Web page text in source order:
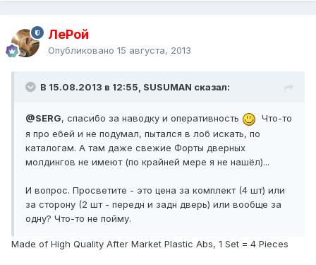
ЛеРой
Опубликовано 15 августа, 2013
В 15.08.2013 в 12:55, SUSUMAN сказал:
@SERG, спасибо за наводку и оперативность
Что-то
я про ебей и не подумал, пытался в лоб искать, по
каталогам. А там даже свежие Форты дверных
молдингов не имеют (по крайней мере я не нашёл)...
И вопрос. Просветите - это цена за комплект (4 шт) или
за сторону (2 шт - передн и задн дверь) или вообще за
одну? Что-то не пойму.
Made of High Quality After Market Plastic Abs, 1 Set = 4 Pieces